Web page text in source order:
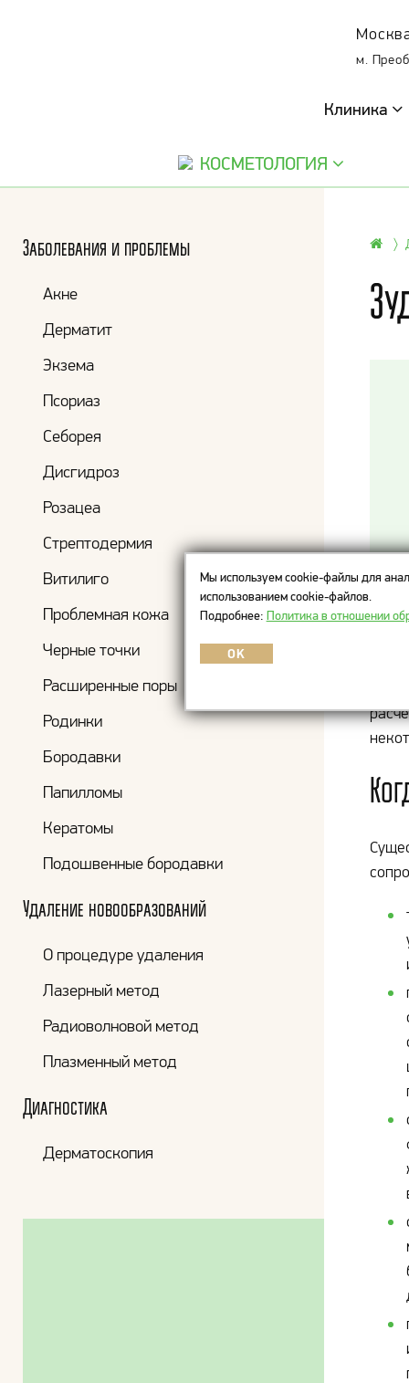
м.
Клиника
КОСМЕТОЛОГИЯ
Заболевания и проблемы
Акне
Дерматит
Экзема
Псориаз
Себорея
Дисгидроз
Розацеа
Стрептодермия
Витилиго
Проблемная кожа
Черные точки
Расширенные поры
Родинки
Бородавки
Папилломы
Кератомы
Подошвенные бородавки
Удаление новообразований
О процедуре удаления
Лазерный метод
Радиоволновой метод
Плазменный метод
Диагностика
Дерматоскопия
Мы используем cookie-файлы для
использованием cookie-файлов.
Подробнее: Политика в отношении
OK